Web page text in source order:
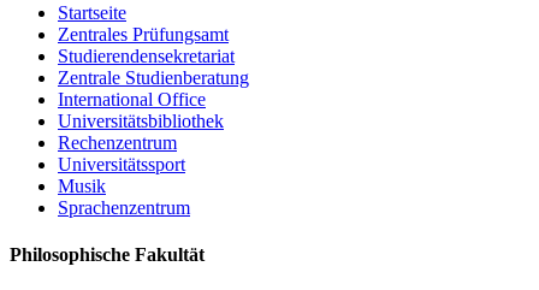
Startseite
Zentrales Prüfungsamt
Studierendensekretariat
Zentrale Studienberatung
International Office
Universitätsbibliothek
Rechenzentrum
Universitätssport
Musik
Sprachenzentrum
Philosophische Fakultät